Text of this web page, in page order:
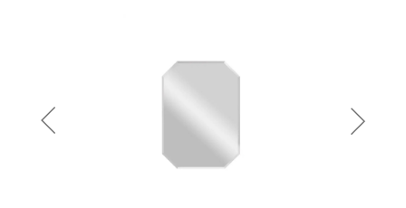
Добавляйте товары
Оплачивайте сегодня только
% картой любого банка